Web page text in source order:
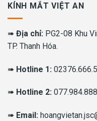
KÍNH MẮT VIỆT AN
➠ Địa chỉ: PG2-08 Khu
TP. Thanh Hóa.
➠ Hotline 1:
➠ Hotline 2:
➠ Email: